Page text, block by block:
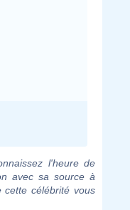
l'heure de
avec sa source à
célébrité vous